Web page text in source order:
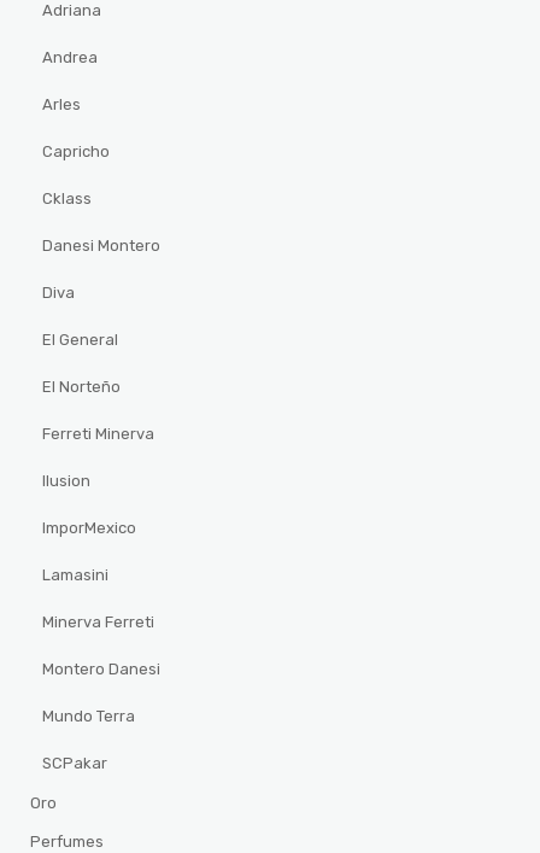
Adriana
Andrea
Arles
Capricho
Cklass
Danesi Montero
Diva
El General
El Norteño
Ferreti Minerva
Ilusion
ImporMexico
Lamasini
Minerva Ferreti
Montero Danesi
Mundo Terra
SCPakar
Oro
Perfumes